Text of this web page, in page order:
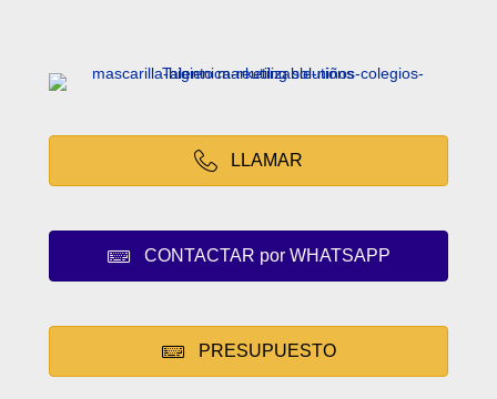
LLAMAR
CONTACTAR por WHATSAPP
PRESUPUESTO